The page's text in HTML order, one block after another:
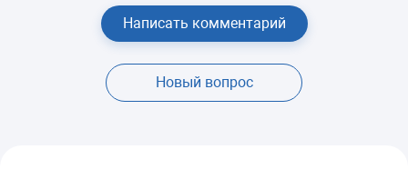
Написать комментарий
Новый вопрос